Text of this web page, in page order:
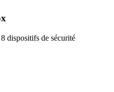
dispositifs de sécurité